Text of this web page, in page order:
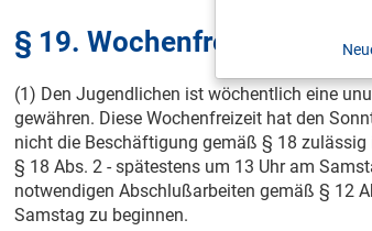
§ 19. Wochenfreizeit
(1) Den Jugendlichen ist wöchentlich eine
gewähren. Diese Wochenfreizeit hat den
nicht die Beschäftigung gemäß § 18
§ 18 Abs. 2 - spätestens um 13 Uhr am
notwendigen Abschlußarbeiten gemäß § 12
Samstag zu beginnen.